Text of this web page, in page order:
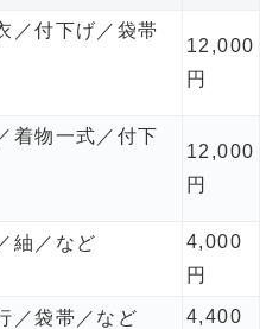
／付下げ／袋帯
12,000
円
着物一式／付下
12,000
円
紬／など
4,000
円
／袋帯／など
4,400